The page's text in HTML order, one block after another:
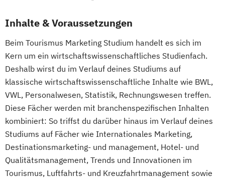
Inhalte & Voraussetzungen
Beim Tourismus Marketing Studium handelt es sich im
Kern um ein wirtschaftswissenschaftliches Studienfach.
Deshalb wirst du im Verlauf deines Studiums auf
klassische wirtschaftswissenschaftliche Inhalte wie BWL,
VWL, Personalwesen, Statistik, Rechnungswesen treffen.
Diese Fächer werden mit branchenspezifischen Inhalten
kombiniert: So triffst du darüber hinaus im Verlauf deines
Studiums auf Fächer wie Internationales Marketing,
Destinationsmarketing- und management, Hotel- und
Qualitätsmanagement, Trends und Innovationen im
Tourismus, Luftfahrts- und Kreuzfahrtmanagement sowie